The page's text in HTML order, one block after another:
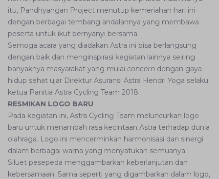
itu, Pandhyangan Project menutup kemeriahan hari ini
dengan berbagai tembang andalannya yang membawa
peserta untuk ikut bernyanyi bersama.
Semoga acara yang diadakan Astra ini bisa berlangsung
dengan baik dan menginspirasi kegiatan lainnya seiring
banyaknya masyarakat yang mulai concern dengan gaya
hidup sehat ujar Direktur Asuransi Astra Hendri Yoga selaku
ketua Panitia Astra Cycling Team 2018.
RESMIKAN LOGO BARU
Pada kegiatan ini, Astra Cycling Team meluncurkan logo
baru untuk menambah rasa kecintaan Astra terhadap dunia
olahraga. Logo ini mencerminkan harmonisasi dan sinergi
dalam berbagai warna yang menyatukan semuanya.
Siluet pesepeda menggambarkan keberlanjutan dan
kebersamaan. Sama seperti yang digambarkan dalam logo,